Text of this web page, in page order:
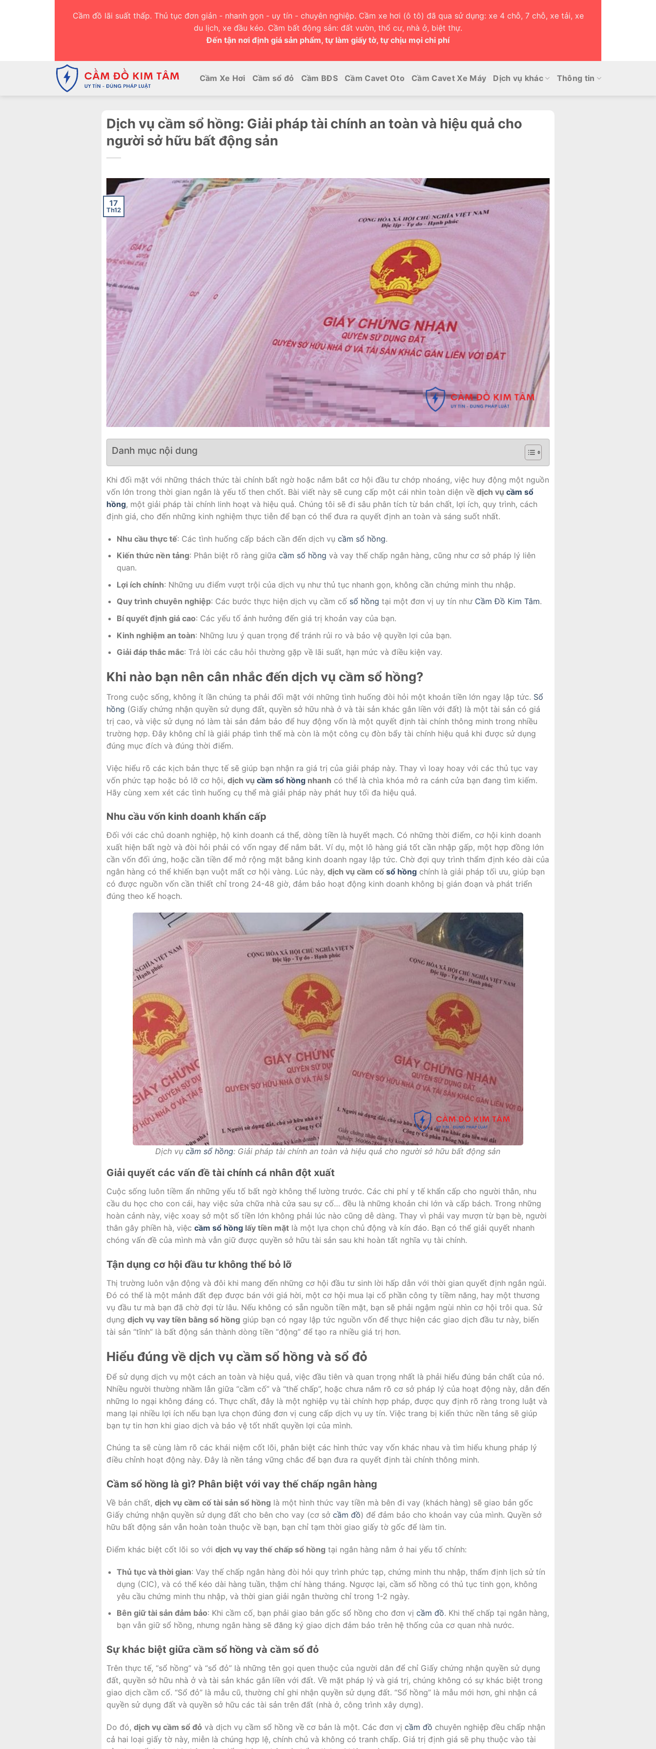
Cầm đồ lãi suất thấp. Thủ tục đơn giản - nhanh gọn - uy tín - chuyên nghiệp. Cầm xe hơi (ô tô) đã qua sử dụng: xe 4 chỗ, 7 chỗ, xe tải, xe
du lịch, xe đầu kéo. Cầm bất động sản: đất vườn, thổ cư, nhà ở, biệt thự.
Đến tận nơi định giá sản phẩm, tự làm giấy tờ, tự chịu mọi chi phí
Cầm Xe Hơi Cầm sổ đỏ Cầm BĐS Cầm Cavet Oto Cầm Cavet Xe Máy Dịch vụ khác Thông tin
Dịch vụ cầm sổ hồng: Giải pháp tài chính an toàn và hiệu quả cho
người sở hữu bất động sản
17
Th12
Danh mục nội dung
Khi đối mặt với những thách thức tài chính bất ngờ hoặc nắm bắt cơ hội đầu tư chớp nhoáng, việc huy động một nguồn
vốn lớn trong thời gian ngắn là yếu tố then chốt. Bài viết này sẽ cung cấp một cái nhìn toàn diện về dịch vụ cầm sổ
hồng, một giải pháp tài chính linh hoạt và hiệu quả. Chúng tôi sẽ đi sâu phân tích từ bản chất, lợi ích, quy trình, cách
định giá, cho đến những kinh nghiệm thực tiễn để bạn có thể đưa ra quyết định an toàn và sáng suốt nhất.
Nhu cầu thực tế: Các tình huống cấp bách cần đến dịch vụ cầm sổ hồng.
Kiến thức nền tảng: Phân biệt rõ ràng giữa cầm sổ hồng và vay thế chấp ngân hàng, cũng như cơ sở pháp lý liên
quan.
Lợi ích chính: Những ưu điểm vượt trội của dịch vụ như thủ tục nhanh gọn, không cần chứng minh thu nhập.
Quy trình chuyên nghiệp: Các bước thực hiện dịch vụ cầm cố sổ hồng tại một đơn vị uy tín như Cầm Đồ Kim Tâm.
Bí quyết định giá cao: Các yếu tố ảnh hưởng đến giá trị khoản vay của bạn.
Kinh nghiệm an toàn: Những lưu ý quan trọng để tránh rủi ro và bảo vệ quyền lợi của bạn.
Giải đáp thắc mắc: Trả lời các câu hỏi thường gặp về lãi suất, hạn mức và điều kiện vay.
Khi nào bạn nên cân nhắc đến dịch vụ cầm sổ hồng?
Trong cuộc sống, không ít lần chúng ta phải đối mặt với những tình huống đòi hỏi một khoản tiền lớn ngay lập tức. Sổ
hồng (Giấy chứng nhận quyền sử dụng đất, quyền sở hữu nhà ở và tài sản khác gắn liền với đất) là một tài sản có giá
trị cao, và việc sử dụng nó làm tài sản đảm bảo để huy động vốn là một quyết định tài chính thông minh trong nhiều
trường hợp. Đây không chỉ là giải pháp tình thế mà còn là một công cụ đòn bẩy tài chính hiệu quả khi được sử dụng
đúng mục đích và đúng thời điểm.
Việc hiểu rõ các kịch bản thực tế sẽ giúp bạn nhận ra giá trị của giải pháp này. Thay vì loay hoay với các thủ tục vay
vốn phức tạp hoặc bỏ lỡ cơ hội, dịch vụ cầm sổ hồngnhanh có thể là chìa khóa mở ra cánh cửa bạn đang tìm kiếm.
Hãy cùng xem xét các tình huống cụ thể mà giải pháp này phát huy tối đa hiệu quả.
Nhu cầu vốn kinh doanh khẩn cấp
Đối với các chủ doanh nghiệp, hộ kinh doanh cá thể, dòng tiền là huyết mạch. Có những thời điểm, cơ hội kinh doanh
xuất hiện bất ngờ và đòi hỏi phải có vốn ngay để nắm bắt. Ví dụ, một lô hàng giá tốt cần nhập gấp, một hợp đồng lớn
cần vốn đối ứng, hoặc cần tiền để mở rộng mặt bằng kinh doanh ngay lập tức. Chờ đợi quy trình thẩm định kéo dài của
ngân hàng có thể khiến bạn vuột mất cơ hội vàng. Lúc này, dịch vụ cầm cố sổ hồngchính là giải pháp tối ưu, giúp bạn
có được nguồn vốn cần thiết chỉ trong 24-48 giờ, đảm bảo hoạt động kinh doanh không bị gián đoạn và phát triển
đúng theo kế hoạch.
Dịch vụcầm sổ hồng: Giải pháp tài chính an toàn và hiệu quả cho người sở hữu bất động sản
Giải quyết các vấn đề tài chính cá nhân đột xuất
Cuộc sống luôn tiềm ẩn những yếu tố bất ngờ không thể lường trước. Các chi phí y tế khẩn cấp cho người thân, nhu
cầu du học cho con cái, hay việc sửa chữa nhà cửa sau sự cố… đều là những khoản chi lớn và cấp bách. Trong những
hoàn cảnh này, việc xoay sở một số tiền lớn không phải lúc nào cũng dễ dàng. Thay vì phải vay mượn từ bạn bè, người
thân gây phiền hà, việc cầm sổ hồnglấy tiền mặtlà một lựa chọn chủ động và kín đáo. Bạn có thể giải quyết nhanh
chóng vấn đề của mình mà vẫn giữ được quyền sở hữu tài sản sau khi hoàn tất nghĩa vụ tài chính.
Tận dụng cơ hội đầu tư không thể bỏ lỡ
Thị trường luôn vận động và đôi khi mang đến những cơ hội đầu tư sinh lời hấp dẫn với thời gian quyết định ngắn ngủi.
Đó có thể là một mảnh đất đẹp được bán với giá hời, một cơ hội mua lại cổ phần công ty tiềm năng, hay một thương
vụ đầu tư mà bạn đã chờ đợi từ lâu. Nếu không có sẵn nguồn tiền mặt, bạn sẽ phải ngậm ngùi nhìn cơ hội trôi qua. Sử
dụng dịch vụ vay tiền bằng sổ hồng giúp bạn có ngay lập tức nguồn vốn để thực hiện các giao dịch đầu tư này, biến
tài sản “tĩnh” là bất động sản thành dòng tiền “động” để tạo ra nhiều giá trị hơn.
Hiểu đúng về dịch vụ cầm sổ hồng và sổ đỏ
Để sử dụng dịch vụ một cách an toàn và hiệu quả, việc đầu tiên và quan trọng nhất là phải hiểu đúng bản chất của nó.
Nhiều người thường nhầm lẫn giữa “cầm cố” và “thế chấp”, hoặc chưa nắm rõ cơ sở pháp lý của hoạt động này, dẫn đến
những lo ngại không đáng có. Thực chất, đây là một nghiệp vụ tài chính hợp pháp, được quy định rõ ràng trong luật và
mang lại nhiều lợi ích nếu bạn lựa chọn đúng đơn vị cung cấp dịch vụ uy tín. Việc trang bị kiến thức nền tảng sẽ giúp
bạn tự tin hơn khi giao dịch và bảo vệ tốt nhất quyền lợi của mình.
Chúng ta sẽ cùng làm rõ các khái niệm cốt lõi, phân biệt các hình thức vay vốn khác nhau và tìm hiểu khung pháp lý
điều chỉnh hoạt động này. Đây là nền tảng vững chắc để bạn đưa ra quyết định tài chính thông minh.
Cầm sổ hồng là gì? Phân biệt với vay thế chấp ngân hàng
Về bản chất, dịch vụ cầm cố tài sản sổ hồng là một hình thức vay tiền mà bên đi vay (khách hàng) sẽ giao bản gốc
Giấy chứng nhận quyền sử dụng đất cho bên cho vay (cơ sở cầm đồ) để đảm bảo cho khoản vay của mình. Quyền sở
hữu bất động sản vẫn hoàn toàn thuộc về bạn, bạn chỉ tạm thời giao giấy tờ gốc để làm tin.
Điểm khác biệt cốt lõi so với dịch vụ vay thế chấp sổ hồng tại ngân hàng nằm ở hai yếu tố chính:
Thủ tục và thời gian: Vay thế chấp ngân hàng đòi hỏi quy trình phức tạp, chứng minh thu nhập, thẩm định lịch sử tín
dụng (CIC), và có thể kéo dài hàng tuần, thậm chí hàng tháng. Ngược lại, cầm sổ hồng có thủ tục tinh gọn, không
yêu cầu chứng minh thu nhập, và thời gian giải ngân thường chỉ trong 1-2 ngày.
Bên giữ tài sản đảm bảo: Khi cầm cố, bạn phải giao bản gốc sổ hồng cho đơn vị cầm đồ. Khi thế chấp tại ngân hàng,
bạn vẫn giữ sổ hồng, nhưng ngân hàng sẽ đăng ký giao dịch đảm bảo trên hệ thống của cơ quan nhà nước.
Sự khác biệt giữa cầm sổ hồng và cầm sổ đỏ
Trên thực tế, “sổ hồng” và “sổ đỏ” là những tên gọi quen thuộc của người dân để chỉ Giấy chứng nhận quyền sử dụng
đất, quyền sở hữu nhà ở và tài sản khác gắn liền với đất. Về mặt pháp lý và giá trị, chúng không có sự khác biệt trong
giao dịch cầm cố. “Sổ đỏ” là mẫu cũ, thường chỉ ghi nhận quyền sử dụng đất. “Sổ hồng” là mẫu mới hơn, ghi nhận cả
quyền sử dụng đất và quyền sở hữu các tài sản trên đất (nhà ở, công trình xây dựng).
Do đó, dịch vụ cầm sổ đỏ và dịch vụ cầm sổ hồng về cơ bản là một. Các đơn vị cầm đồ chuyên nghiệp đều chấp nhận
cả hai loại giấy tờ này, miễn là chúng hợp lệ, chính chủ và không có tranh chấp. Giá trị định giá sẽ phụ thuộc vào tài